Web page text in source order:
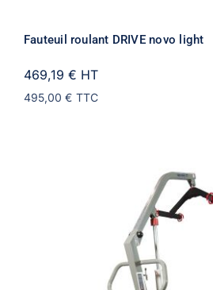
Fauteuil roulant DRIVE novo light
469,19 € HT
495,00 € TTC